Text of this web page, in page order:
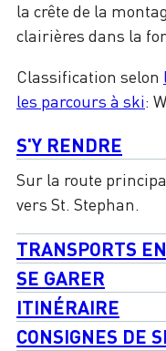
la crête de la
clairières dans la
Classification selon
les parcours à ski:
S'Y RENDRE
Sur la route
vers St. Stephan.
TRANSPORTS
SE GARER
ITINÉRAIRE
CONSIGNES DE